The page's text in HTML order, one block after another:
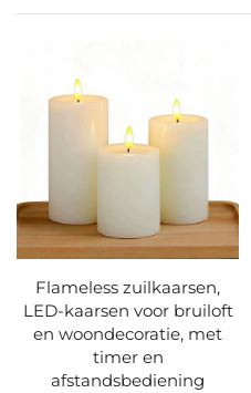
Flameless zuilkaarsen,
LED-kaarsen voor bruiloft
en woondecoratie, met
timer en
afstandsbediening